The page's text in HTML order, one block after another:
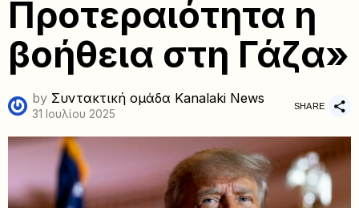
Προτεραιότητα η
βοήθεια στη Γάζα»
by Συντακτική ομάδα Kanalaki News
31 Ιουλίου 2025
SHARE